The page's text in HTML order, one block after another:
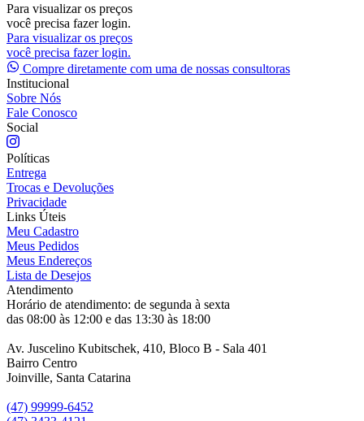
Para visualizar os preços
você precisa fazer login.
Para visualizar os preços
você precisa fazer login.
Compre diretamente com uma de nossas consultoras
Institucional
Sobre Nós
Fale Conosco
Social
Políticas
Entrega
Trocas e Devoluções
Privacidade
Links Úteis
Meu Cadastro
Meus Pedidos
Meus Endereços
Lista de Desejos
Atendimento
Horário de atendimento: de segunda à sexta
das 08:00 às 12:00 e das 13:30 às 18:00
Av. Juscelino Kubitschek, 410, Bloco B - Sala 401
Bairro Centro
Joinville, Santa Catarina
(47) 99999-6452